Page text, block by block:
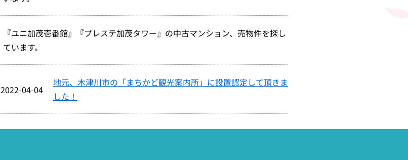
『ユニ加茂壱番館』『プレステ加茂タワー』の中古マンション、売物件を探し
ています。
2022-04-04
地元、木津川市の「まちかど観光案内所」に設置認定して頂きま
した！